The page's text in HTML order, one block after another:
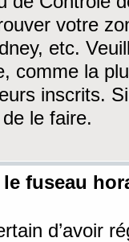
votre
etc.
comme la
inscrits.
le faire.
le fuseau
d’avoir